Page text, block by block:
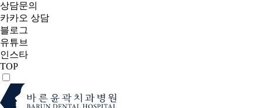
상담문의
카카오 상담
블로그
유튜브
인스타
TOP